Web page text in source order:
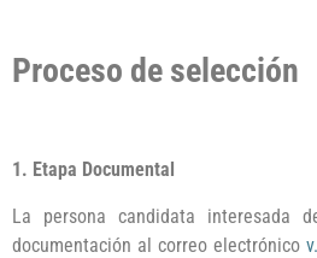
Proceso de selección
1. Etapa Documental
La persona candidata interesada
documentación al correo electrónico